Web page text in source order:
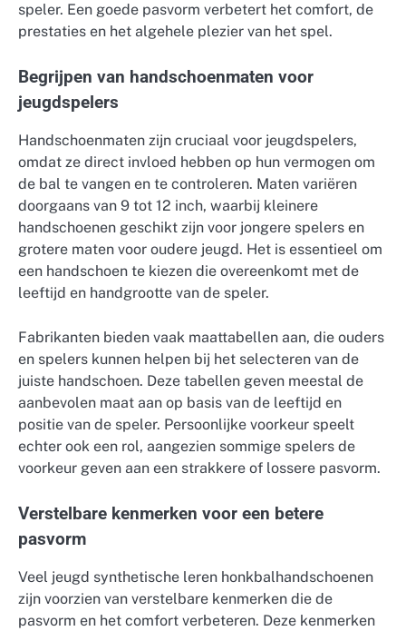
speler. Een goede pasvorm verbetert het comfort, de
prestaties en het algehele plezier van het spel.
Begrijpen van handschoenmaten voor
jeugdspelers
Handschoenmaten zijn cruciaal voor jeugdspelers,
omdat ze direct invloed hebben op hun vermogen om
de bal te vangen en te controleren. Maten variëren
doorgaans van 9 tot 12 inch, waarbij kleinere
handschoenen geschikt zijn voor jongere spelers en
grotere maten voor oudere jeugd. Het is essentieel om
een handschoen te kiezen die overeenkomt met de
leeftijd en handgrootte van de speler.
Fabrikanten bieden vaak maattabellen aan, die ouders
en spelers kunnen helpen bij het selecteren van de
juiste handschoen. Deze tabellen geven meestal de
aanbevolen maat aan op basis van de leeftijd en
positie van de speler. Persoonlijke voorkeur speelt
echter ook een rol, aangezien sommige spelers de
voorkeur geven aan een strakkere of lossere pasvorm.
Verstelbare kenmerken voor een betere
pasvorm
Veel jeugd synthetische leren honkbalhandschoenen
zijn voorzien van verstelbare kenmerken die de
pasvorm en het comfort verbeteren. Deze kenmerken